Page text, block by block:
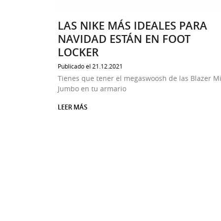
LAS NIKE MÁS IDEALES PARA
NAVIDAD ESTÁN EN FOOT
LOCKER
Publicado el 21.12.2021
Tienes que tener el megaswoosh de las Blazer
Jumbo en tu armario
LEER MÁS